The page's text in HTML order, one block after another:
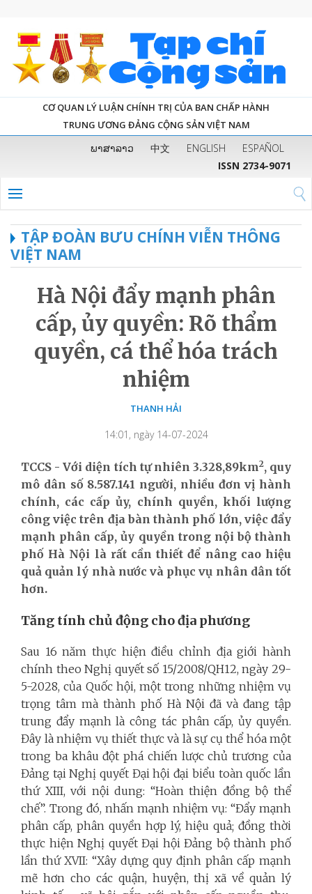
CƠ QUAN LÝ LUẬN CHÍNH TRỊ CỦA BAN CHẤP HÀNH
TRUNG ƯƠNG ĐẢNG CỘNG SẢN VIỆT NAM
ພາສາລາວ 中文 ENGLISH
ESPAÑOL
ISSN 2734-9071
TẬP ĐOÀN BƯU CHÍNH VIỄN THÔNG
VIỆT NAM
Hà Nội đẩy mạnh phân
cấp, ủy quyền: Rõ thẩm
quyền, cá thể hóa trách
nhiệm
THANH HẢI
14:01, ngày 14-07-2024
TCCS - Với diện tích tự nhiên 3.328,89km2, quy
mô dân số 8.587.141 người, nhiều đơn vị hành
chính, các cấp ủy, chính quyền, khối lượng
công việc trên địa bàn thành phố lớn, việc đẩy
mạnh phân cấp, ủy quyền trong nội bộ thành
phố Hà Nội là rất cần thiết để nâng cao hiệu
quả quản lý nhà nước và phục vụ nhân dân tốt
hơn.
Tăng tính chủ động cho địa phương
Sau 16 năm thực hiện điều chỉnh địa giới hành
chính theo Nghị quyết số 15/2008/QH12, ngày 29-
5-2028, của Quốc hội, một trong những nhiệm vụ
trọng tâm mà thành phố Hà Nội đã và đang tập
trung đẩy mạnh là công tác phân cấp, ủy quyền.
Đây là nhiệm vụ thiết thực và là sự cụ thể hóa một
trong ba khâu đột phá chiến lược chủ trương của
Đảng tại Nghị quyết Đại hội đại biểu toàn quốc lần
thứ XIII, với nội dung: “Hoàn thiện đồng bộ thể
chế”. Trong đó, nhấn mạnh nhiệm vụ: “Đẩy mạnh
phân cấp, phân quyền hợp lý, hiệu quả; đồng thời
thực hiện Nghị quyết Đại hội Đảng bộ thành phố
lần thứ XVII: “Xây dựng quy định phân cấp mạnh
mẽ hơn cho các quận, huyện, thị xã về quản lý